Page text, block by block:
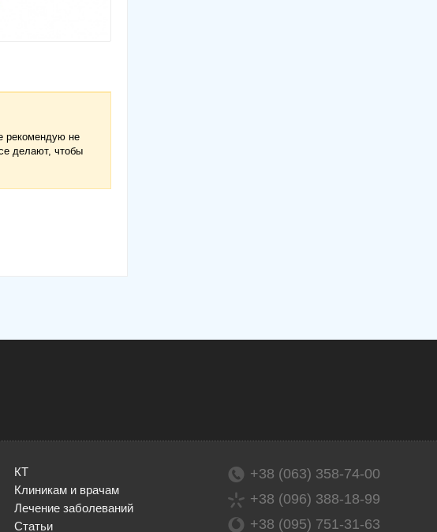
рекомендую не
делают, чтобы
КТ
Клиникам и врачам
Лечение заболеваний
Статьи
+38 (063) 358-74-00
+38 (096) 388-18-99
+38 (095) 751-31-63